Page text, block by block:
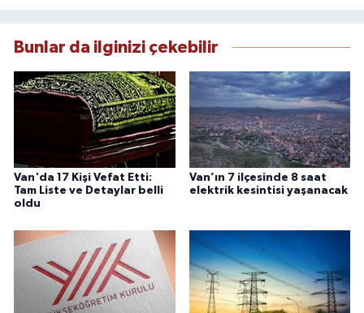
bilgilendirmektedir.
Bunlar da ilginizi çekebilir
Van'da 17 Kişi Vefat Etti:
Tam Liste ve Detaylar belli
oldu
Van’ın 7 ilçesinde 8 saat
elektrik kesintisi yaşanacak